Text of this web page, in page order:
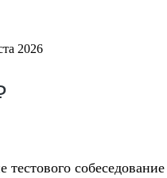
2026
тестового